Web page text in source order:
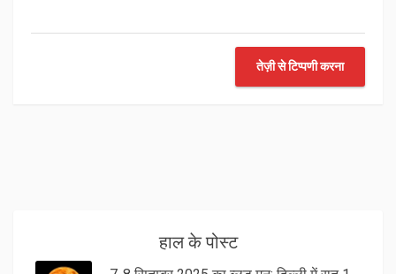
तेज़ी से टिप्पणी करना
हाल के पोस्ट